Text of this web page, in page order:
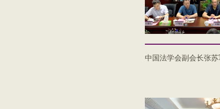
中国法学会副会长张